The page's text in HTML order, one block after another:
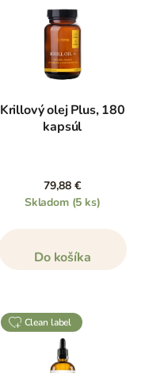
Krillový olej Plus, 180
kapsúl
79,88 €
Skladom (5 ks)
Do košíka
clean label